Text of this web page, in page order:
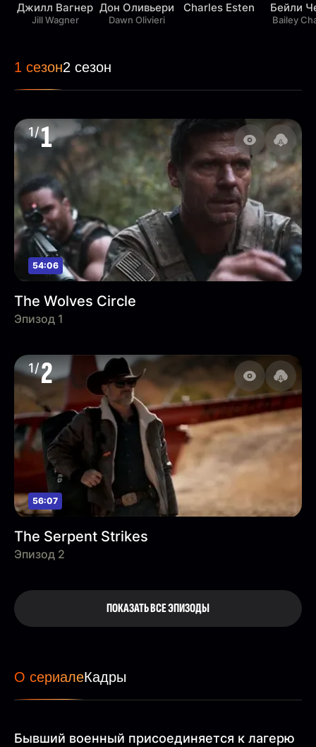
Джилл Вагнер
Jill Wagner
Дон Оливьери
Dawn Olivieri
Charles Esten Бейли
Bailey
1 сезон2 сезон
1/1
54:06
The Wolves Circle
Эпизод 1
1/2
56:07
The Serpent Strikes
Эпизод 2
ПОКАЗАТЬ ВСЕ ЭПИЗОДЫ
О сериалеКадры
Бывший военный присоединяется к лагерю